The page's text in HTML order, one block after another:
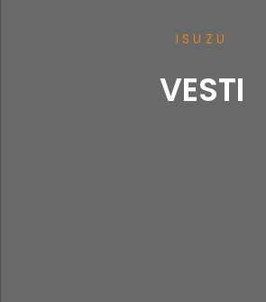
ISUZU
VESTI